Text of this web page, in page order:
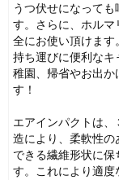
うつ伏せになって
す。さらに、ホル
全にお使い頂けます。
持ち運びに便利な
稚園、帰省やお出
す！
エアインパクトは
造により、柔軟性
できる繊維形状に
す。これにより適